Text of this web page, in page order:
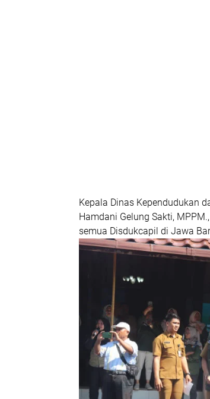
Kepala Dinas Kependudukan
Hamdani Gelung Sakti,
semua Disdukcapil di Jawa